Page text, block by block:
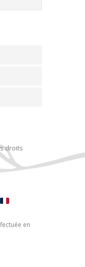
droits
en